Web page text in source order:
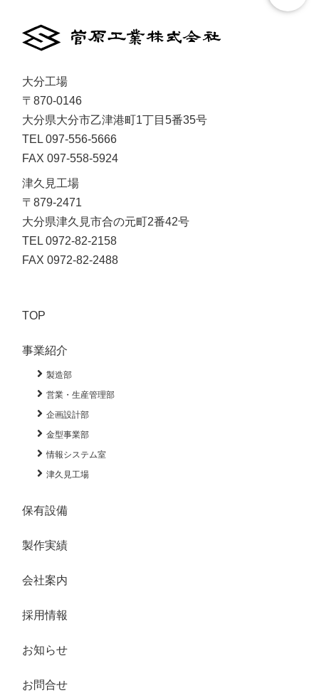
大分工場
〒870-0146
大分県大分市乙津港町1丁目5番35号
TEL 097-556-5666
FAX 097-558-5924
津久見工場
〒879-2471
大分県津久見市合の元町2番42号
TEL 0972-82-2158
FAX 0972-82-2488
TOP
事業紹介
製造部
営業・生産管理部
企画設計部
金型事業部
情報システム室
津久見工場
保有設備
製作実績
会社案内
採用情報
お知らせ
お問合せ